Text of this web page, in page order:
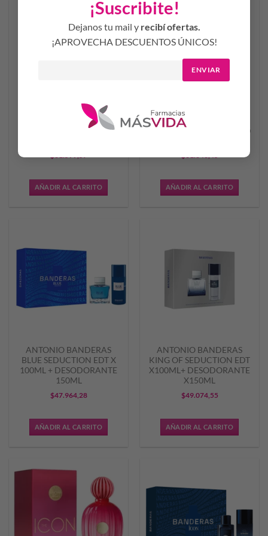
¡Suscribite!
Dejanos tu mail y recibí ofertas.
¡APROVECHA DESCUENTOS ÚNICOS!
ENVIAR
AL SHAMS ERBA SPIRIT
$31.599,57
AÑADIR AL CARRITO
AL SHAMS MYSTIC WOOD
$31.846,45
AÑADIR AL CARRITO
ANTONIO BANDERAS
BLUE SEDUCTION EDT X
100ML + DESODORANTE
150ML
$47.964,28
AÑADIR AL CARRITO
ANTONIO BANDERAS
KING OF SEDUCTION EDT
X100ML+ DESODORANTE
X150ML
$49.074,55
AÑADIR AL CARRITO